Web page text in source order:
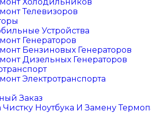
Телевизоров
Устройства
Генераторов
Бензиновых Генераторов
Дизельных Генераторов
Электротранспорта
Заказ
Чистку Ноутбука И Замену